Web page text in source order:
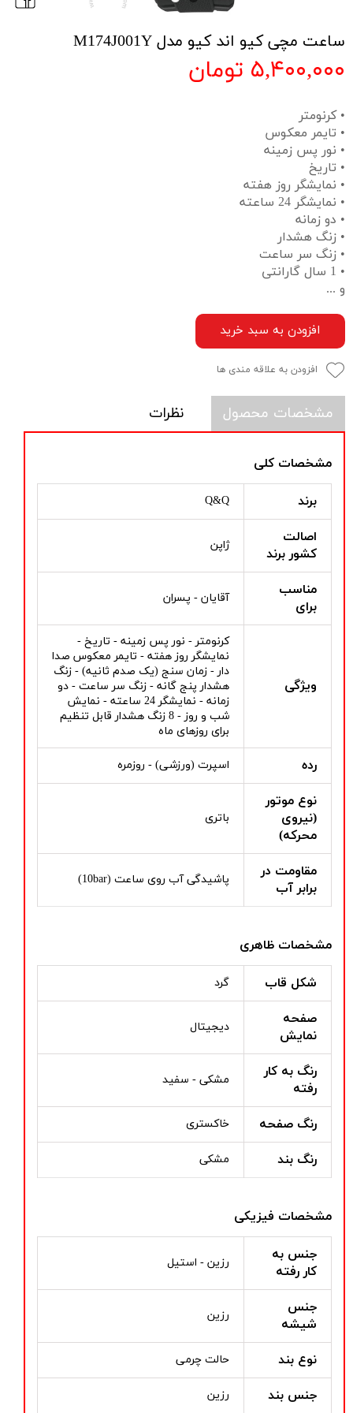
ساعت مچی کیو اند کیو مدل M174J001Y
۵,۴۰۰,۰۰۰ تومان
• کرنومتر
• تایمر معکوس
• نور پس زمینه
• تاریخ
• نمایشگر روز هفته
• نمایشگر 24 ساعته
• دو زمانه
• زنگ هشدار
• زنگ سر ساعت
• 1 سال گارانتی
و ...
افزودن به سبد خرید
افزودن به علاقه مندی ها
مشخصات محصول نظرات
مشخصات کلی
برند Q&Q
اصالت
کشور برند
ژاپن
مناسب
برای
آقایان - پسران
ویژگی
کرنومتر - نور پس زمینه - تاریخ -
نمایشگر روز هفته - تایمر معکوس صدا
دار - زمان سنج (یک صدم ثانیه) - زنگ
هشدار پنج گانه - زنگ سر ساعت - دو
زمانه - نمایشگر 24 ساعته - نمایش
شب و روز - 8 زنگ هشدار قابل تنظیم
برای روزهای ماه
رده اسپرت (ورزشی) - روزمره
نوع موتور
(نیروی
محرکه)
باتری
مقاومت در
برابر آب
پاشیدگی آب روی ساعت (10bar)
مشخصات ظاهری
شکل قاب گرد
صفحه
نمایش
دیجیتال
رنگ به کار
رفته
مشکی - سفید
رنگ صفحه خاکستری
رنگ بند مشکی
مشخصات فیزیکی
جنس به
کار رفته
رزین - استیل
جنس
شیشه
رزین
نوع بند حالت چرمی
جنس بند رزین